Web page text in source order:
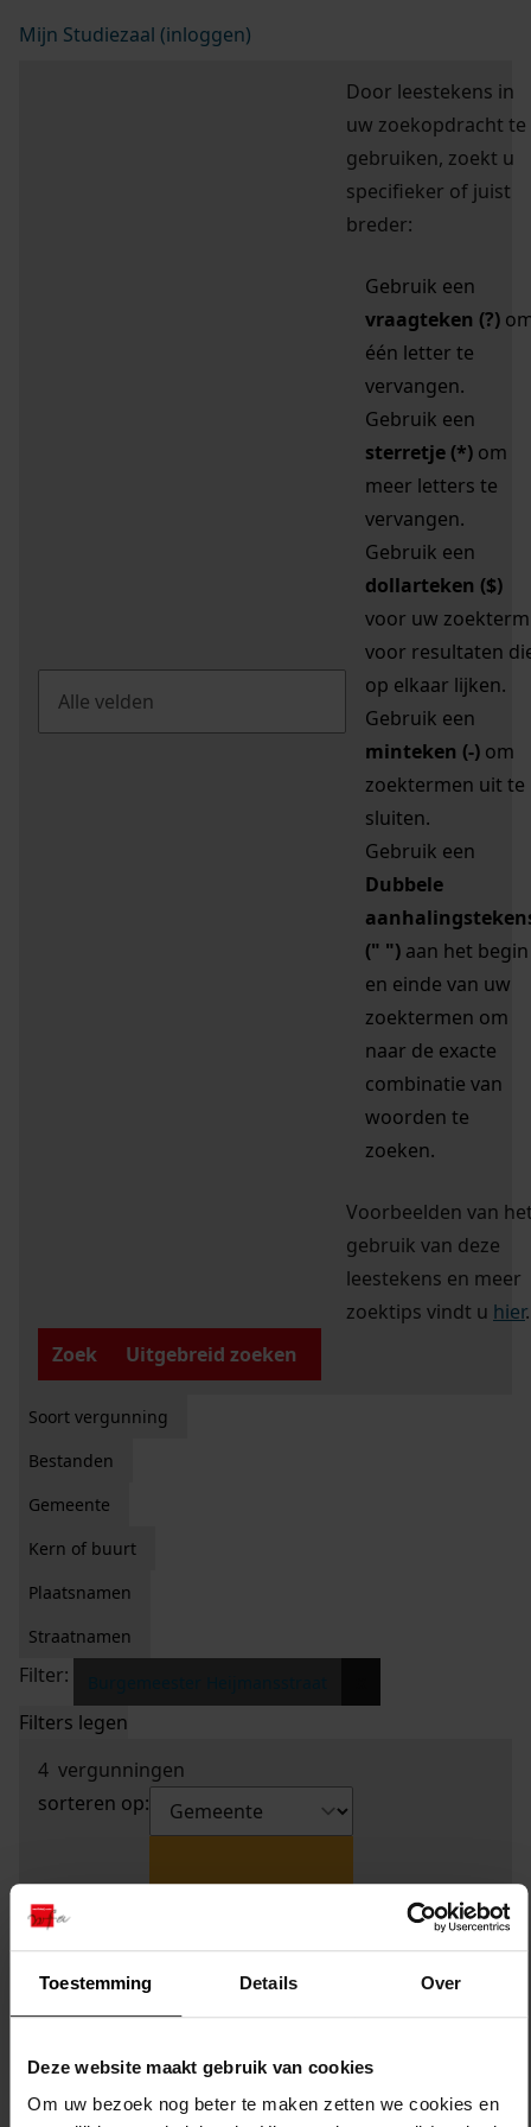
Toestemming Details Over
Deze website maakt gebruik van cookies
Om uw bezoek nog beter te maken zetten we cookies en
Mijn Studiezaal (inloggen)
Door leestekens in
uw zoekopdracht te
gebruiken, zoekt u
specifieker of juist
breder:
Gebruik een
vraagteken (?)
één letter te
vervangen.
Gebruik een
sterretje (*) om
meer letters te
vervangen.
Gebruik een
dollarteken ($)
voor uw zoekterm
voor resultaten
op elkaar lijken.
Gebruik een
minteken (-) om
zoektermen uit te
sluiten.
Gebruik een
Dubbele
(" ") aan het begin
en einde van uw
zoektermen om
naar de exacte
combinatie van
woorden te
zoeken.
Voorbeelden van
gebruik van deze
leestekens en meer
zoektips vindt u hier.
Zoek
Uitgebreid zoeken
Soort vergunning
Bestanden
Gemeente
Kern of buurt
Plaatsnamen
Straatnamen
Filter:
Filters legen
4 vergunningen
sorteren op: